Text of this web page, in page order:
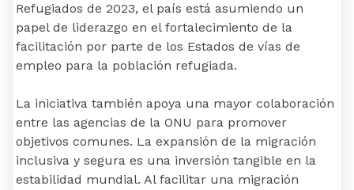
Refugiados de 2023, el país está asumiendo un
papel de liderazgo en el fortalecimiento de la
facilitación por parte de los Estados de vías de
empleo para la población refugiada.
La iniciativa también apoya una mayor colaboración
entre las agencias de la ONU para promover
objetivos comunes. La expansión de la migración
inclusiva y segura es una inversión tangible en la
estabilidad mundial. Al facilitar una migración